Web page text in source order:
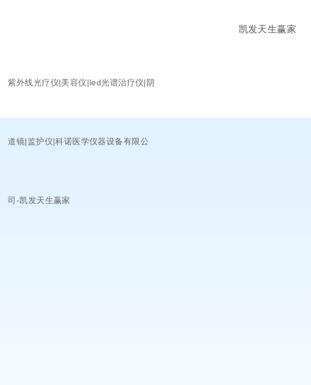
紫外线光疗仪|美容仪|led光谱治疗仪|阴
道镜|监护仪|科诺医学仪器设备有限公
司-凯发天生赢家
凯发天生赢家